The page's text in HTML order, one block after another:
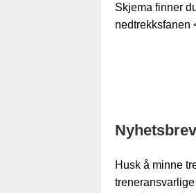
Skjema finner
nedtrekksfanen
Husk å minne